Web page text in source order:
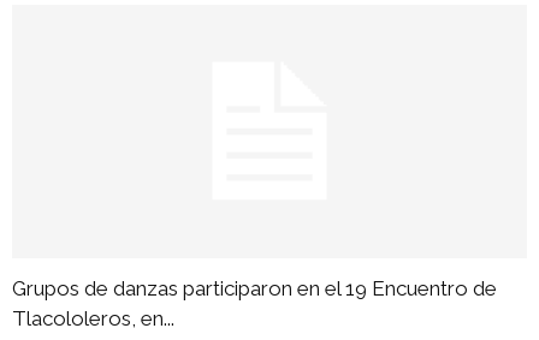
Grupos de danzas participaron en el 19 Encuentro de
Tlacololeros, en...